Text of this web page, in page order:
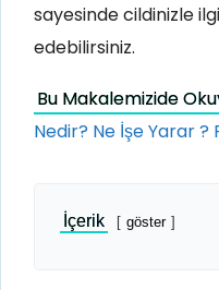
sayesinde cildinizle
edebilirsiniz.
Bu Makalemizide
Nedir? Ne İşe Yarar ?
İçerik göster